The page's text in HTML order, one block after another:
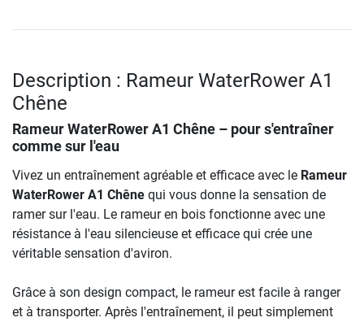
Description : Rameur WaterRower A1
Chêne
Rameur WaterRower A1 Chêne – pour s'entraîner
comme sur l'eau
Vivez un entraînement agréable et efficace avec le Rameur
WaterRower A1 Chêne qui vous donne la sensation de
ramer sur l'eau. Le rameur en bois fonctionne avec une
résistance à l'eau silencieuse et efficace qui crée une
véritable sensation d'aviron.
Grâce à son design compact, le rameur est facile à ranger
et à transporter. Après l'entraînement, il peut simplement